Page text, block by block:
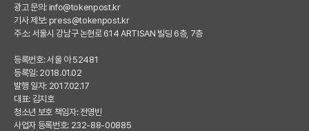
광고 문의: info@tokenpost.kr
기사 제보: press@tokenpost.kr
주소: 서울시 강남구 논현로 614 ARTISAN 빌딩 6층, 7층
등록번호: 서울 아 52481
등록일: 2018.01.02
발행 일자: 2017.02.17
대표: 김지호
청소년 보호 책임자: 전영빈
사업자 등록번호: 232-88-00885